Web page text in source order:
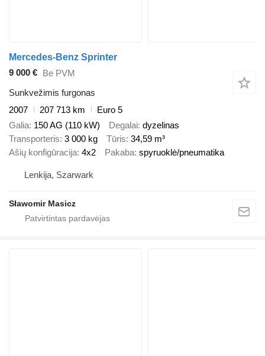
Mercedes-Benz Sprinter
9 000 € Be PVM
Sunkvežimis furgonas
2007
207 713 km
Euro 5
Galia 150 AG (110 kW) Degalai dyzelinas
Transporteris 3 000 kg Tūris 34,59 m³
Ašių konfigūracija 4x2 Pakaba spyruoklė/pneumatika
Lenkija, Szarwark
Sławomir Masicz